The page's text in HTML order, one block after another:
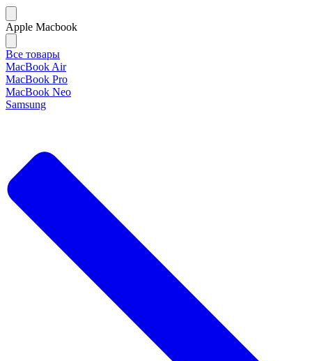
Apple Macbook
Все товары
MacBook Air
MacBook Pro
MacBook Neo
Samsung